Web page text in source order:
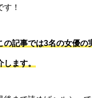
す！
の記事では3名の女優の
します。